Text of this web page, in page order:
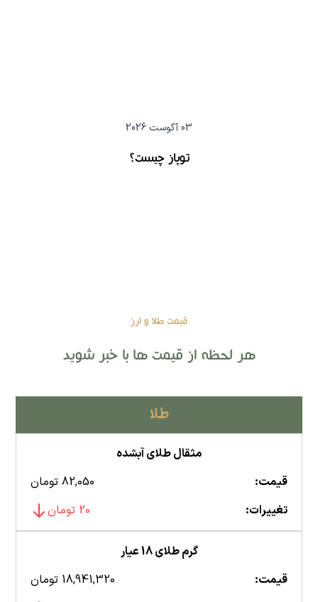
03 آگوست 2026
توپاز چیست؟
قیمت طلا و ارز
هر لحظه از قیمت ها با خبر شوید
طلا
مثقال طلای آبشده
قیمت:
82,050 تومان
تغییرات:
20 تومان
گرم طلای 18 عیار
قیمت:
18,941,320 تومان